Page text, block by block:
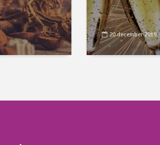
20 december 2019